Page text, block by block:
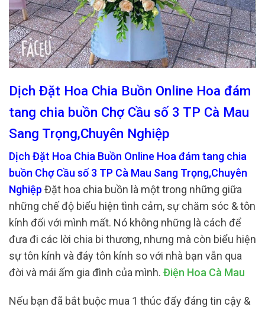
Dịch Đặt Hoa Chia Buồn Online Hoa đám
tang chia buồn Chợ Cầu số 3 TP Cà Mau
Sang Trọng,Chuyên Nghiệp
Dịch Đặt Hoa Chia Buồn Online Hoa đám tang chia
buồn Chợ Cầu số 3 TP Cà Mau Sang Trọng,Chuyên
Nghiệp Đặt hoa chia buồn là một trong những giữa
những chế độ biểu hiện tình cảm, sự chăm sóc & tôn
kính đối với mình mất. Nó không những là cách để
đưa đi các lời chia bi thương, nhưng mà còn biểu hiện
sự tôn kính và đáy tôn kính so với nhà bạn vẫn qua
đời và mái ấm gia đình của mình. Điện Hoa Cà Mau
Nếu bạn đã bắt buộc mua 1 thúc đẩy đáng tin cậy &